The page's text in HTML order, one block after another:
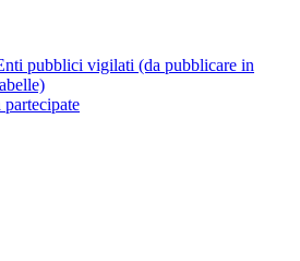
pubblici vigilati (da pubblicare in
partecipate